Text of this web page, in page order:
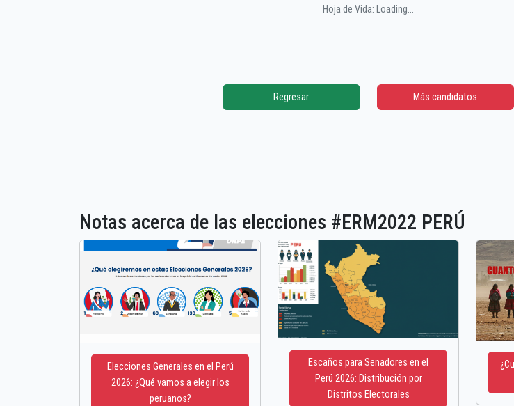
Hoja de Vida: Loading...
Regresar Más candidatos
Notas acerca de las elecciones #ERM2022 PERÚ
Elecciones Generales en el Perú
2026: ¿Qué vamos a elegir los
peruanos?
Escaños para Senadores en el
Perú 2026: Distribución por
Distritos Electorales